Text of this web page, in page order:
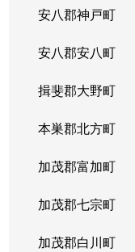
安八郡神戸町
安八郡安八町
揖斐郡大野町
本巣郡北方町
加茂郡富加町
加茂郡七宗町
加茂郡白川町